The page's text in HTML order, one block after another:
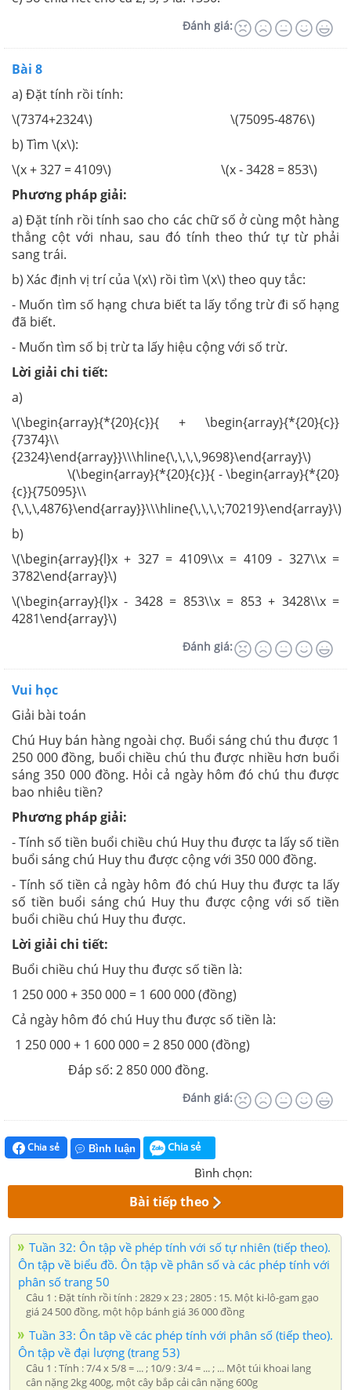
Đánh giá:
Bài 8
a) Đặt tính rồi tính:
\(7374+2324\) \(75095-4876\)
b) Tìm \(x\):
\(x + 327 = 4109\) \(x - 3428 = 853\)
Phương pháp giải:
a) Đặt tính rồi tính sao cho các chữ số ở cùng một hàng
thẳng cột với nhau, sau đó tính theo thứ tự từ phải
sang trái.
b) Xác định vị trí của \(x\) rồi tìm \(x\) theo quy tắc:
- Muốn tìm số hạng chưa biết ta lấy tổng trừ đi số hạng
đã biết.
- Muốn tìm số bị trừ ta lấy hiệu cộng với số trừ.
Lời giải chi tiết:
a)
\(\begin{array}{*{20}{c}}{ + \begin{array}{*{20}{c}}
{7374}\\
{2324}\end{array}}\\\hline{\,\,\,\,9698}\end{array}\)
\(\begin{array}{*{20}{c}}{ - \begin{array}{*{20}
{c}}{75095}\\
{\,\,\,4876}\end{array}}\\\hline{\,\,\,\;70219}\end{array}\)
b)
\(\begin{array}{l}x + 327 = 4109\\x = 4109 - 327\\x =
3782\end{array}\)
\(\begin{array}{l}x - 3428 = 853\\x = 853 + 3428\\x =
4281\end{array}\)
Đánh giá:
Vui học
Giải bài toán
Chú Huy bán hàng ngoài chợ. Buổi sáng chú thu được 1
250 000 đồng, buổi chiều chú thu được nhiều hơn buổi
sáng 350 000 đồng. Hỏi cả ngày hôm đó chú thu được
bao nhiêu tiền?
Phương pháp giải:
- Tính số tiền buổi chiều chú Huy thu được ta lấy số tiền
buổi sáng chú Huy thu được cộng với 350 000 đồng.
- Tính số tiền cả ngày hôm đó chú Huy thu được ta lấy
số tiền buổi sáng chú Huy thu được cộng với số tiền
buổi chiều chú Huy thu được.
Lời giải chi tiết:
Buổi chiều chú Huy thu được số tiền là:
1 250 000 + 350 000 = 1 600 000 (đồng)
Cả ngày hôm đó chú Huy thu được số tiền là:
1 250 000 + 1 600 000 = 2 850 000 (đồng)
Đáp số: 2 850 000 đồng.
Đánh giá:
Chia sẻ Bình luận Chia sẻ
Bình chọn:
Bài tiếp theo
Tuần 32: Ôn tập về phép tính với số tự nhiên (tiếp theo).
Ôn tập về biểu đồ. Ôn tập về phân số và các phép tính với
phân số trang 50
Câu 1 : Đặt tính rồi tính : 2829 x 23 ; 2805 : 15. Một ki-lô-gam gạo
giá 24 500 đồng, một hộp bánh giá 36 000 đồng
Tuần 33: Ôn tâp về các phép tính với phân số (tiếp theo).
Ôn tập về đại lượng (trang 53)
Câu 1 : Tính : 7/4 x 5/8 = ... ; 10/9 : 3/4 = ... ; ... Một túi khoai lang
cân nặng 2kg 400g, một cây bắp cải cân nặng 600g